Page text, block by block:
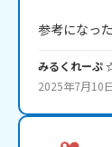
参考になっ
みるくれーぷ
2025年7月10日